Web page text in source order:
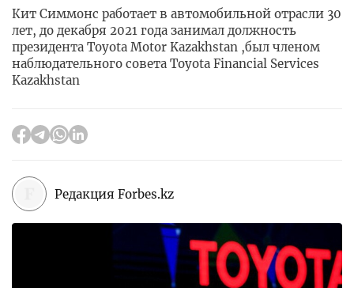
Кит Симмонс работает в автомобильной отрасли 30
лет, до декабря 2021 года занимал должность
президента Toyota Motor Kazakhstan ,был членом
наблюдательного совета Toyota Financial Services
Kazakhstan
Редакция Forbes.kz